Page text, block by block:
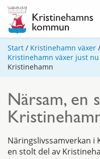
Start / Kristinehamn växer /
Kristinehamn växer just nu
Kristinehamn
Närsam, en
Näringslivssamverkan i
en stolt del av